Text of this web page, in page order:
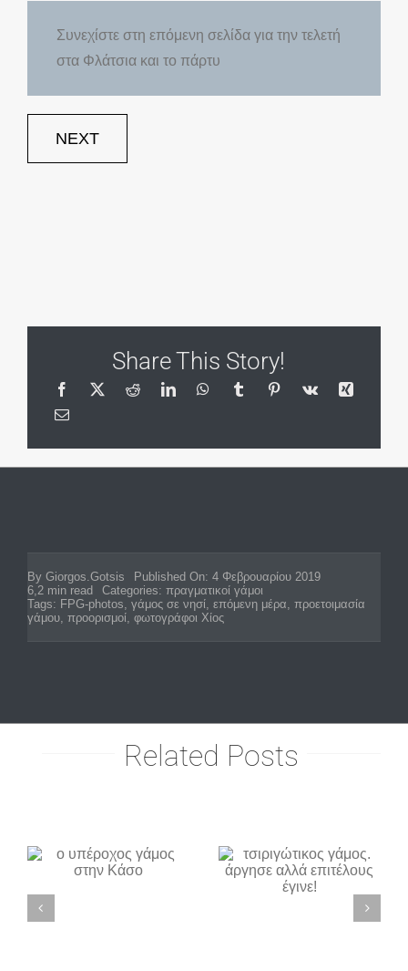
Συνεχίστε στη επόμενη σελίδα για την τελετή
στα Φλάτσια και το πάρτυ
NEXT
Share This Story!
By Giorgos.Gotsis
Published On: 4 Φεβρουαρίου 2019
6,2 min read
Categories: πραγματικοί γάμοι
Tags: FPG-photos γάμος σε νησί, επόμενη μέρα προετοιμασία
γάμου, προορισμοί, φωτογράφοι Χίος
Related Posts
γάμος.
άργησε
chic γάμος
στα
Τρίκαλα